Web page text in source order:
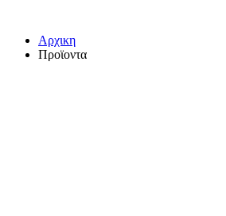
Αρχικη
Προϊοντα